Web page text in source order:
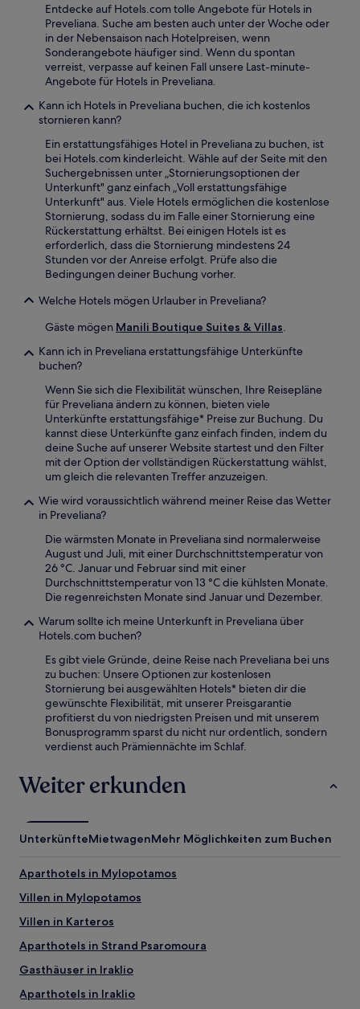
Entdecke auf Hotels.com tolle Angebote für Hotels in
Preveliana. Suche am besten auch unter der Woche oder
in der Nebensaison nach Hotelpreisen, wenn
Sonderangebote häufiger sind. Wenn du spontan
verreist, verpasse auf keinen Fall unsere Last-minute-
Angebote für Hotels in Preveliana.
Kann ich Hotels in Preveliana buchen, die ich kostenlos
stornieren kann?
Ein erstattungsfähiges Hotel in Preveliana zu buchen, ist
bei Hotels.com kinderleicht. Wähle auf der Seite mit den
Suchergebnissen unter „Stornierungsoptionen der
Unterkunft" ganz einfach „Voll erstattungsfähige
Unterkunft" aus. Viele Hotels ermöglichen die kostenlose
Stornierung, sodass du im Falle einer Stornierung eine
Rückerstattung erhältst. Bei einigen Hotels ist es
erforderlich, dass die Stornierung mindestens 24
Stunden vor der Anreise erfolgt. Prüfe also die
Bedingungen deiner Buchung vorher.
Welche Hotels mögen Urlauber in Preveliana?
Gäste mögen Manili Boutique Suites & Villas.
Kann ich in Preveliana erstattungsfähige Unterkünfte
buchen?
Wenn Sie sich die Flexibilität wünschen, Ihre Reisepläne
für Preveliana ändern zu können, bieten viele
Unterkünfte erstattungsfähige* Preise zur Buchung. Du
kannst diese Unterkünfte ganz einfach finden, indem du
deine Suche auf unserer Website startest und den Filter
mit der Option der vollständigen Rückerstattung wählst,
um gleich die relevanten Treffer anzuzeigen.
Wie wird voraussichtlich während meiner Reise das Wetter
in Preveliana?
Die wärmsten Monate in Preveliana sind normalerweise
August und Juli, mit einer Durchschnittstemperatur von
26 °C. Januar und Februar sind mit einer
Durchschnittstemperatur von 13 °C die kühlsten Monate.
Die regenreichsten Monate sind Januar und Dezember.
Warum sollte ich meine Unterkunft in Preveliana über
Hotels.com buchen?
Es gibt viele Gründe, deine Reise nach Preveliana bei uns
zu buchen: Unsere Optionen zur kostenlosen
Stornierung bei ausgewählten Hotels* bieten dir die
gewünschte Flexibilität, mit unserer Preisgarantie
profitierst du von niedrigsten Preisen und mit unserem
Bonusprogramm sparst du nicht nur ordentlich, sondern
verdienst auch Prämiennächte im Schlaf.
Weiter erkunden
UnterkünfteMietwagenMehr Möglichkeiten zum Buchen
Aparthotels in Mylopotamos
Villen in Mylopotamos
Villen in Karteros
Aparthotels in Strand Psaromoura
Gasthäuser in Iraklio
Aparthotels in Iraklio